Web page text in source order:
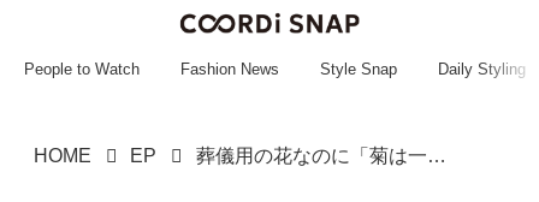
~~~~~~~~~~~
People to Watch Fashion News Style Snap Daily Styling
HOME EP 葬儀用の花なのに「菊は一輪も入れないで」→ 後日、葬儀担当から聞かされた真相に「思わず同情した」